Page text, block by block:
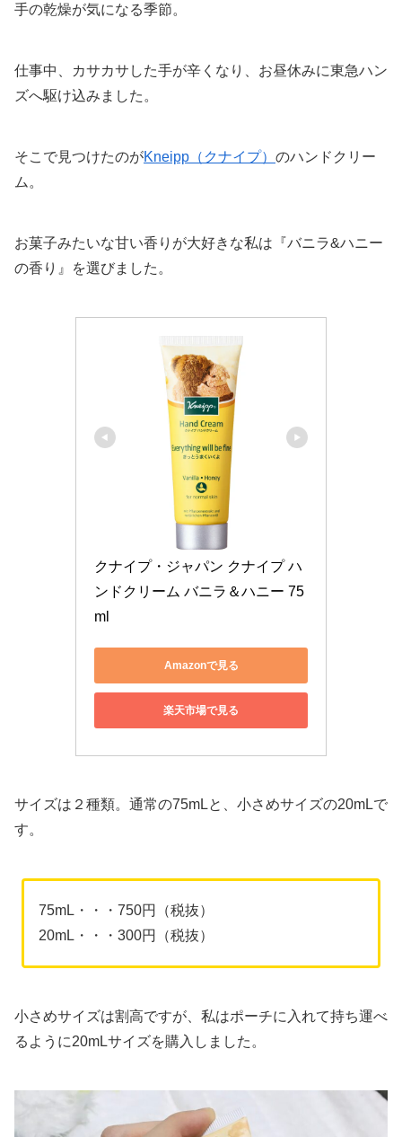
手の乾燥が気になる季節。
仕事中、カサカサした手が辛くなり、お昼休みに東急ハン
ズへ駆け込みました。
そこで見つけたのがKneipp（クナイプ） のハンドクリー
ム。
お菓子みたいな甘い香りが大好きな私は『バニラ&ハニー
の香り』を選びました。
クナイプ・ジャパン クナイプ ハ
ンドクリーム バニラ＆ハニー 75
ml
Amazonで見る
楽天市場で見る
サイズは２種類。通常の75mLと、小さめサイズの20mLで
す。
75mL・・・750円（税抜）
20mL・・・300円（税抜）
小さめサイズは割高ですが、私はポーチに入れて持ち運べ
るように20mLサイズを購入しました。